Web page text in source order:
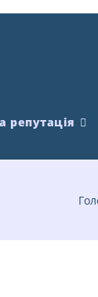
репутація